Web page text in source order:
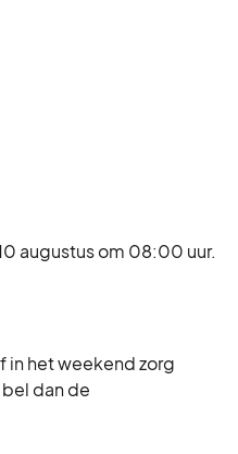
augustus om 08:00 uur.
in het weekend zorg
dan de
heeft.